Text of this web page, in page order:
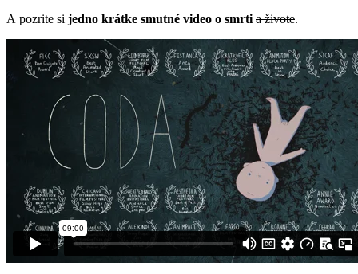
A pozrite si jedno krátke smutné video o smrti a živote.